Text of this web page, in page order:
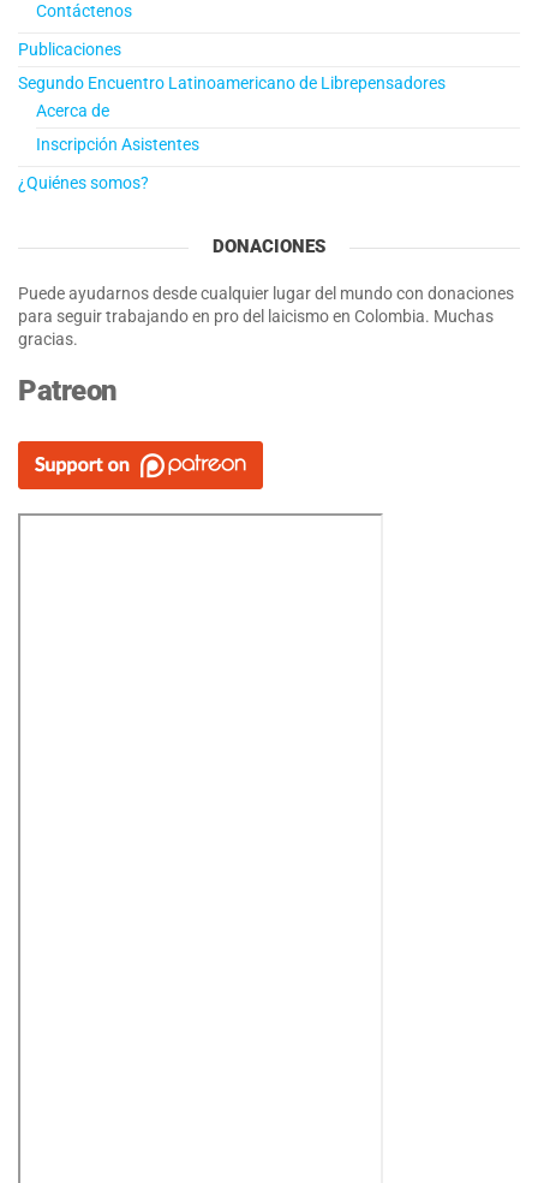
Contáctenos
Publicaciones
Segundo Encuentro Latinoamericano de Librepensadores
Acerca de
Inscripción Asistentes
¿Quiénes somos?
DONACIONES
Puede ayudarnos desde cualquier lugar del mundo con donaciones
para seguir trabajando en pro del laicismo en Colombia. Muchas
gracias.
Patreon